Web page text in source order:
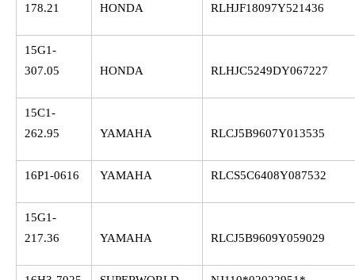
178.21
HONDA RLHJF18097Y521436
15G1-
307.05
HONDA RLHJC5249DY067227
15C1-
262.95
YAMAHA RLCJ5B9607Y013535
16P1-0616 YAMAHA RLCS5C6408Y087532
15G1-
217.36
YAMAHA RLCJ5B9609Y059029